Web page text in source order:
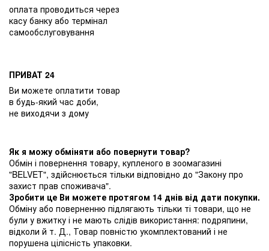
оплата проводиться через
касу банку або термінал
самообслуговування
ПРИВАТ 24
Ви можете оплатити товар
в будь-який час доби,
не виходячи з дому
Як я можу обміняти або повернути товар?
Обмін і повернення товару, купленого в зоомагазині
"BELVET", здійснюється тільки відповідно до "Закону про
захист прав споживача".
Зробити це Ви можете протягом 14 днів від дати покупки.
Обміну або поверненню підлягають тільки ті товари, що не
були у вжитку і не мають слідів використання: подряпини,
відколи й т. Д., Товар повністю укомплектований і не
порушена цілісність упаковки.